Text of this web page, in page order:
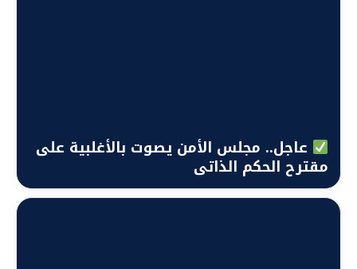
عاجل.. مجلس الأمن يصوت بالأغلبية على
مقترح الحكم الذاتي